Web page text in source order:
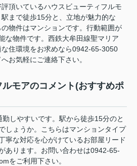
頂いているハウスビューティフルモ
まで徒歩15分と、立地が魅力的な
物件はマンションです。行動範囲が
な物件です。西鉄大牟田線聖マリア
住環境をお求めなら0942-65-3050
お気軽にご連絡下さい。
モアのコメント(おすすめポ
しやすいです。駅から徒歩15分のと
しょうか。こちらはマンションタイプ
寧な対応を心がけているお部屋リード
あります。お問い合わせは0942-65-
をご利用下さい。